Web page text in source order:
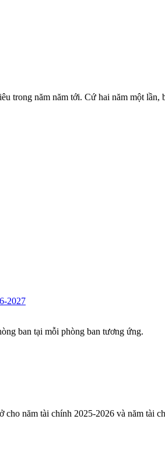
trong năm năm tới. Cứ hai năm một lần,
2027
ban tại mỗi phòng ban tương ứng.
năm tài chính 2025-2026 và năm tài